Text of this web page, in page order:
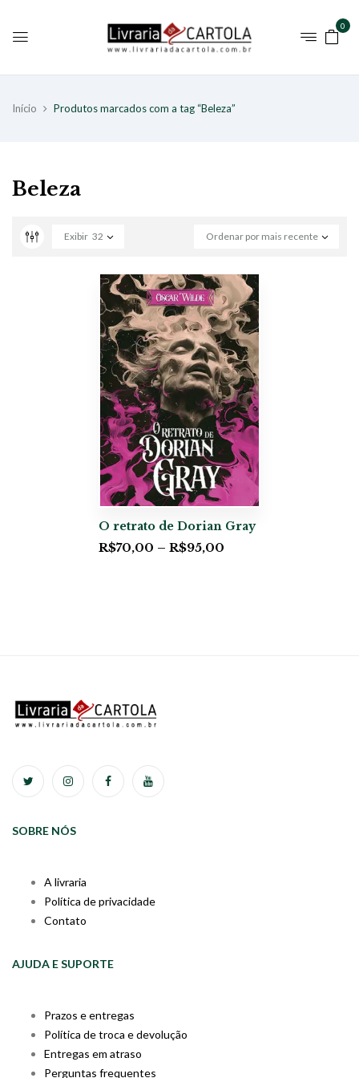
0
Início Produtos marcados com a tag “Beleza”
Beleza
Ordenar por mais recente
Exibir 32
O retrato de Dorian Gray
R$70,00 – R$95,00
SOBRE NÓS
A livraria
Política de privacidade
Contato
AJUDA E SUPORTE
Prazos e entregas
Política de troca e devolução
Entregas em atraso
Perguntas frequentes